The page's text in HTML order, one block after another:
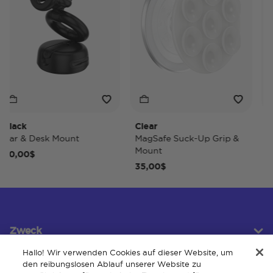
& Desk Mount
Clear
MagSafe Suck-Up Grip &
Mount
35,00$
Zweck
Hallo! Wir verwenden Cookies auf dieser Website, um
den reibungslosen Ablauf unserer Website zu